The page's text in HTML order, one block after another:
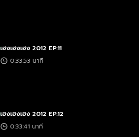
เฮงเฮงเฮง 2012 EP.11
0:33:53 นาที
เฮงเฮงเฮง 2012 EP.12
0:33:41 นาที